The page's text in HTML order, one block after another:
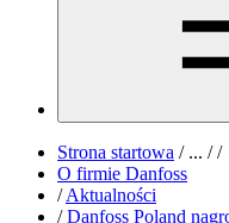
Strona startowa /... / /
O firmie Danfoss
/ Aktualności
/ Danfoss Poland